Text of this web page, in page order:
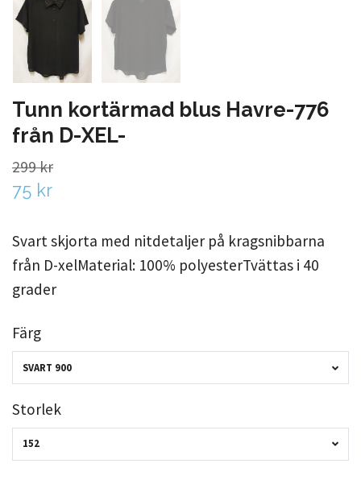
Tunn kortärmad blus Havre-776
från D-XEL-
299 kr
75 kr
Svart skjorta med nitdetaljer på kragsnibbarna
från D-xelMaterial: 100% polyesterTvättas i 40
grader
Färg
SVART 900
Storlek
152